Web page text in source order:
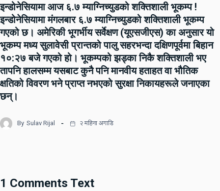
इन्डोनेसियामा आज ६.७ म्याग्निच्युडको शक्तिशाली भूकम्प !
इन्डोनेसियामा मंगलबार ६.७ म्याग्निच्युडको शक्तिशाली भूकम्प
गएको छ। अमेरिकी भूगर्भीय सर्वेक्षण (यूएसजीएस) का अनुसार यो
भूकम्प मध्य सुलावेसी प्रान्तको पालु सहरभन्दा दक्षिणपूर्वमा बिहान
१०:२७ बजे गएको हो। भूकम्पको झड्का निकै शक्तिशाली भए
तापनि हालसम्म यसबाट कुनै पनि मानवीय हताहत वा भौतिक
क्षतिको विवरण भने प्राप्त नभएको सुरक्षा निकायहरूले जनाएका
छन्।
By Sulav Rijal २ महिना अगाडि
1 Comments Text